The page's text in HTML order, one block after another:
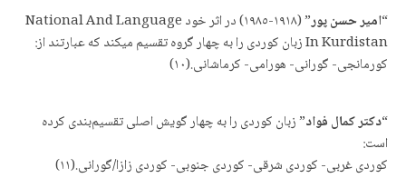
“امیر حسن پور
” (١٩١٨-١٩٨٥) در اثر خود National And Language
In Kurdistan زبان كوردی را به چهار گروه تقسیم میكند كه عبارتند از:
كورمانجی- گورانی- هورامی- كرماشانی.(١٠)
“دكتر كمال فواد” زبان كوردی را به چهار گویش اصلی تقسیم‌بندی كرده
است:
كوردی غربی- كوردی شرقی- كوردی جنوبی- كوردی زازا/گورانی.(١١)